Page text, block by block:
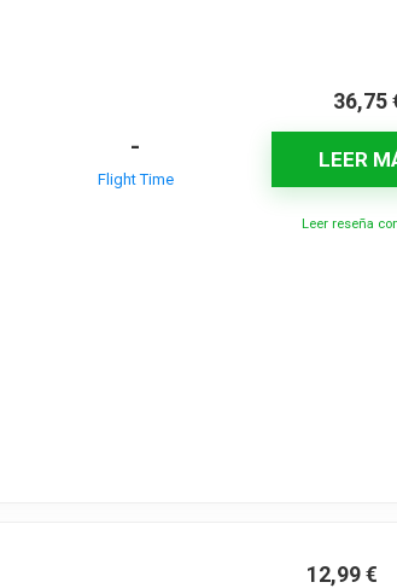
-
Flight Time
36,75
LEER
Leer reseña
12,99 €